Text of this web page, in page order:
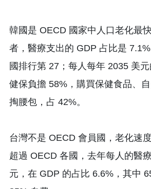
韓國是 OECD 國家中人口老化最
者，醫療支出的 GDP 占比是
國排行第 27；每人每年 2035 美元
健保負擔 58%，購買保健食品、
掏腰包，占 42%。
台灣不是 OECD 會員國，老化速
超過 OECD 各國，去年每人的醫
元，在 GDP 的占比 6.6%，其中